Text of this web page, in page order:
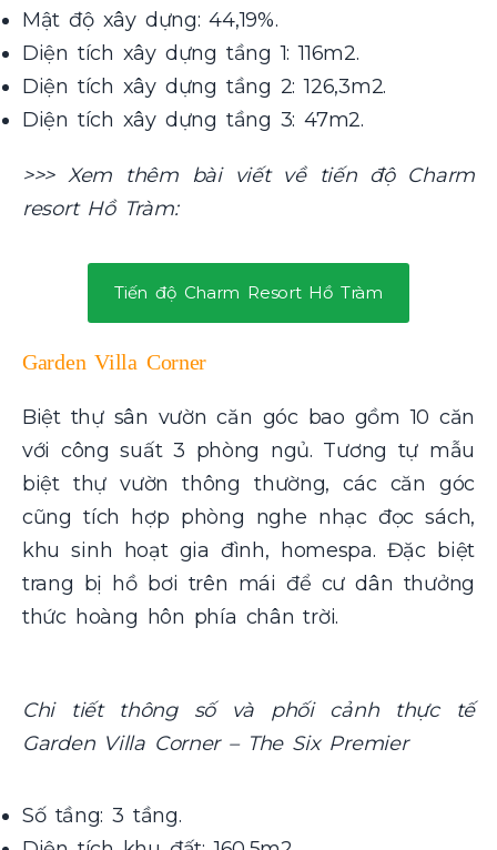
Mật độ xây dựng: 44,19%.
Diện tích xây dựng tầng 1: 116m2.
Diện tích xây dựng tầng 2: 126,3m2.
Diện tích xây dựng tầng 3: 47m2.
>>> Xem thêm bài viết về tiến độ Charm
resort Hồ Tràm:
Tiến độ Charm Resort Hồ Tràm
Garden Villa Corner
Biệt thự sân vườn căn góc bao gồm 10 căn
với công suất 3 phòng ngủ. Tương tự mẫu
biệt thự vườn thông thường, các căn góc
cũng tích hợp phòng nghe nhạc đọc sách,
khu sinh hoạt gia đình, homespa. Đặc biệt
trang bị hồ bơi trên mái để cư dân thưởng
thức hoàng hôn phía chân trời.
Chi tiết thông số và phối cảnh thực tế
Garden Villa Corner – The Six Premier
Số tầng: 3 tầng.